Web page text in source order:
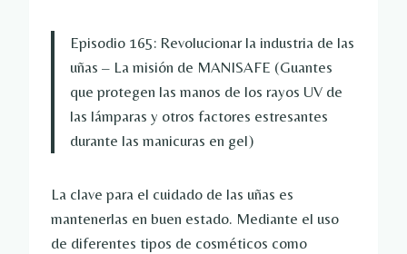
Episodio 165: Revolucionar la industria de las
uñas – La misión de MANISAFE (Guantes
que protegen las manos de los rayos UV de
las lámparas y otros factores estresantes
durante las manicuras en gel)
La clave para el cuidado de las uñas es
mantenerlas en buen estado. Mediante el uso
de diferentes tipos de cosméticos como